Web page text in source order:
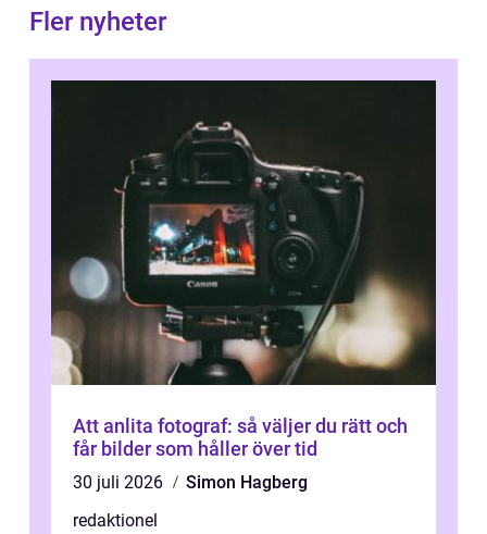
Fler nyheter
Att anlita fotograf: så väljer du rätt och
får bilder som håller över tid
30 juli 2026
Simon Hagberg
redaktionel